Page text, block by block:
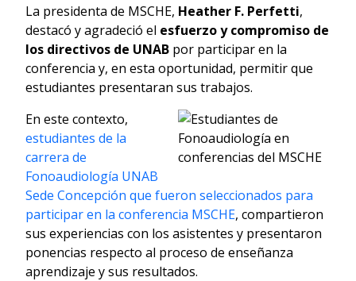
La presidenta de MSCHE, Heather F. Perfetti,
destacó y agradeció el esfuerzo y compromiso de
los directivos de UNAB por participar en la
conferencia y, en esta oportunidad, permitir que
estudiantes presentaran sus trabajos.
En este contexto,
estudiantes de la
carrera de
Fonoaudiología UNAB
Sede Concepción que fueron seleccionados para
participar en la conferencia MSCHE, compartieron
sus experiencias con los asistentes y presentaron
ponencias respecto al proceso de enseñanza
aprendizaje y sus resultados.